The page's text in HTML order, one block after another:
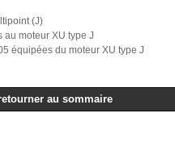
(J)
au moteur XU type J
équipées du moteur XU type J
au sommaire